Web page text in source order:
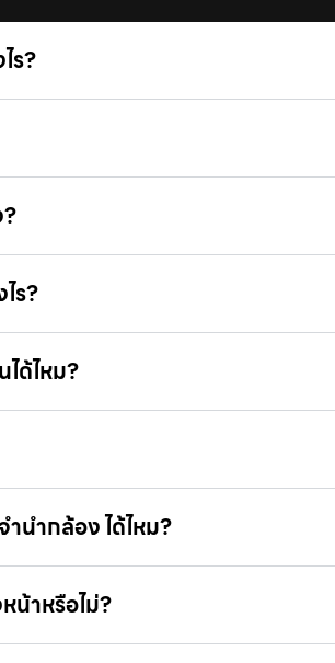
ร?
ร?
ด้ไหม?
นํากล้อง ได้ไหม?
น้าหรือไม่?